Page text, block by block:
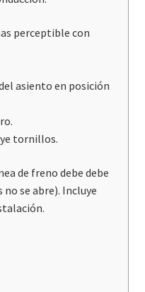
perceptible con
asiento en posición
tornillos.
de freno debe debe
se abre). Incluye